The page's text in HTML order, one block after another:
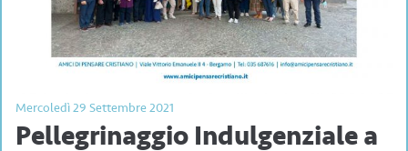
Mercoledì 29 Settembre 2021
Pellegrinaggio Indulgenziale a